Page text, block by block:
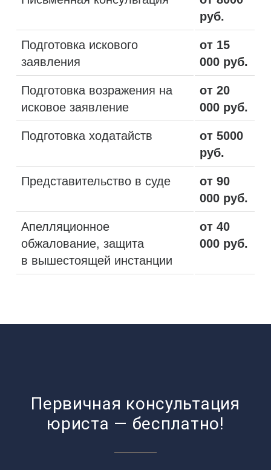
руб.
Подготовка искового
заявления
от 15
000 руб.
Подготовка возражения на
исковое заявление
от 20
000 руб.
Подготовка ходатайств
от 5000
руб.
Представительство в суде
от 90
000 руб.
Апелляционное
обжалование, защита
в вышестоящей инстанции
от 40
000 руб.
Первичная консультация
юриста — бесплатно!